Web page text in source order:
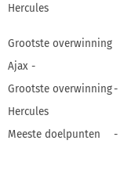
Hercules
Grootste overwinning
Ajax -
Grootste overwinning
Hercules
-
Meeste doelpunten -